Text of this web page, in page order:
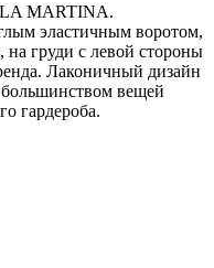
LA MARTINA.
эластичным воротом,
на груди с левой стороны
Лаконичный дизайн
большинством вещей
гардероба.